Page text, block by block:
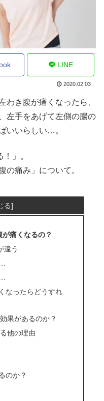
LINE
2020.02.03
わき腹が痛くなったら、
左手をあげて左側の腸の
いいらしい…。
」。
の痛み」について。
痛くなるの？
違う
なったらどうすれ
果があるのか？
他の理由
のか？